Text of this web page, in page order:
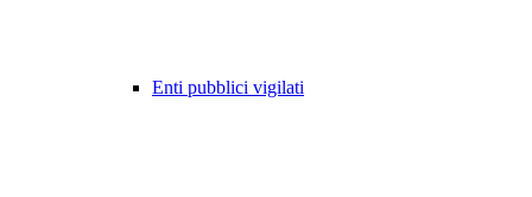
Enti pubblici vigilati